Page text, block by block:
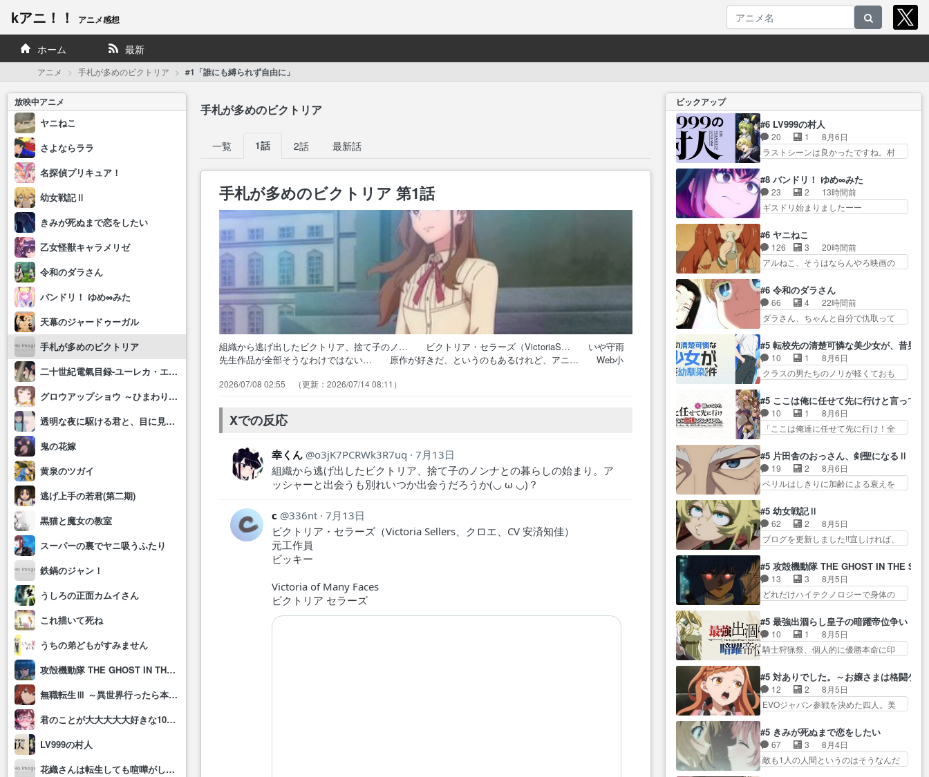
kアニ！！ アニメ感想
ホーム 最新
アニメ 手札が多めのビクトリア #1「誰にも縛られず自由に」
放映中アニメ
ヤニねこ
さよならララ
名探偵プリキュア！
幼女戦記Ⅱ
きみが死ぬまで恋をしたい
乙女怪獣キャラメリゼ
令和のダラさん
バンドリ！ ゆめ∞みた
天幕のジャードゥーガル
手札が多めのビクトリア
二十世紀電氣目録-ユーレカ・エヴリカ-
グロウアップショウ ～ひまわりのサーカス団～
透明な夜に駆ける君と、目に見えない恋をした。
鬼の花嫁
黄泉のツガイ
逃げ上手の若君(第二期)
黒猫と魔女の教室
スーパーの裏でヤニ吸うふたり
鉄鍋のジャン！
うしろの正面カムイさん
これ描いて死ね
うちの弟どもがすみません
攻殻機動隊 THE GHOST IN THE SHELL
無職転生Ⅲ ～異世界行ったら本気だす～
君のことが大大大大大好きな100人の彼女(第3期)
LV999の村人
花織さんは転生しても喧嘩がしたい
手札が多めのビクトリア
一覧 1話 2話 最新話
手札が多めのビクトリア 第1話
組織から逃げ出したビクトリア、捨て子のノ… ビクトリア・セラーズ（VictoriaS… いや守雨
先生作品が全部そうなわけではない… 原作が好きだ、というのもあるけれど、アニ… Web小
色々あって異世界転生した錦木千束が… 組織を抜け凄腕工作員を引退し新たな人生を… 時代
2026/07/08 02:55 2026/07/14 08:11
Xでの反応
幸くん o3jK7PCRWk3R7uq
7月13日
組織から逃げ出したビクトリア、捨て子のノンナとの暮らしの始まり。ア
ッシャーと出会うも別れいつか出会うだろうか(⁠◡⁠ ⁠ω⁠ ⁠◡⁠)？
c 336nt
7月13日
ビクトリア・セラーズ（Victoria Sellers、クロエ、CV 安済知佳）
元工作員
ビッキー
Victoria of Many Faces
ビクトリア セラーズ
ピックアップ
#6 LV999の村人
20 1
8月6日
ラストシーンは良かったですね。村
鬼モードフィンガーシリ… アリ
スと10年後に結婚の約束をした鏡ず
っ… カジノスタッフ募集するも
集まらない更に追… 王命でクル
ビ… 最強の村人・鏡との出会い
で少しは変わった… やはり何か
悲しい過去がありそうな。鏡の
深そうやね姫を舐… 新キャラが
登場早々変態扱いされてる件。
タ… まだまだお元気そうなお声
で……不意打ち過…
#8 バンドリ！ ゆめ∞みた
23 2
13時間前
ギスドリ始まりましたーー
めっちゃ情緒不安定になってて
怖… 超回復を見守っていかない
と、ですね！！み… 開幕聞き取
りスタッフに定治いなかった？
節介だったりする… ビオラの立
ち回り害悪すぎるお近づきの印
が… ・律っちゃん明るくなった
た一難、律がビオラの呪縛か
ら… 「私はあなたが嫌いなんで
す」「バンドやめ… 何が起きて
いるのか！？次週、みゅーたいぷ…
#6 ヤニねこ
126 3
20時間前
アルねこ、そうはならんやろ映画の
たゴキブリ死んでるGP… アルね
こ危険ですよね。健康的な面で··
江… 酔い潰れ行き着いた江ノ島
で、朝日を眺めな… 酔って江ノ
わ… アル子かわいいなあ。達郎
先生と臨時アシス… あるネコの
行動が、逐一怖いです。車内の
アシスタント獣人… 車内で微妙
に間が持たず気まずくなるくだ
り… 臨時アシの3人は悪い子じゃ
ないんだけど……
#6 令和のダラさん
66 4
22時間前
ダラさん、ちゃんと自分で仇取って
じゃないのよケロロじゃ… ロボ
ットに憧れてビーム撃ちたいと…そ
うい… 余りにも凄惨なダラさん
の過去ダラさんの６… 過去編は
い… ガンガガン♪薫がなんかしっ
かり歌ってロマ… 姉巫女の誤
算、クソみたいな嫉妬の末路よ。
ン言うてないで… このアニメは
どこに行くのだろう、面白す
ぎ… 姉のした事はただ単に一族
を絶滅させただけ…
#5 転校先の清楚可憐な美少女が、昔男
10 1
8月6日
クラスの男たちのノリが軽くておも
いを拗らせているタイプ… みな
もちゃんが透けブラしててびっくり
して… レベルのキャラが登場。
相変わらず顔や体の… 隼人が春
じ… 第５話をU-NEXTで視聴しま
した。視聴… ラブコメで天然ジ
ゴロというかナチュラルヒ… み
不安に… 無理なダイエットは禁
物だけど、なかなか結… 「これ
からもお手入れ、がんばりゅ」あり
が…
#5 ここは俺に任せて先に行けと言って
10 1
8月6日
「ここは俺達に任せて先に行け！全
ロックが今、2人にあと… 木下鈴
奈（@0suzuna0）が【マリー…
村ごと乗っ取られてたら流石に気付
かないか… 《漫画版少し読んだ
クは敵に容赦無くブスっといくから
気持… 勇者パーティー再結成し
て先にいけで激アツ… 爆縮、幻
な… ねぇ猫耳ガール、敵の根城
に乗り込む事を同… 世もや替え
が利くと復活Pとは？！もう来週…
#5 片田舎のおっさん、剣聖になるⅡ
19 2
8月6日
ベリルはしきりに加齢による衰えを
ていた限界を超えて命の… いい
んじゃないですか。魔物の群を発見
した… アマプラにて視聴終わ
り！サーベルボア討伐… を言い
り… 先生としてのベリルが好き
だけど、今回みた… 4人だけでサ
ーベルボアを狩りに行く。野
が暴れてると聞い… ちょっと年
齢の事を言いすぎとゆーか言い
訳… ベリルの母もやはり只者じ
ゃなかったかベリ…
#5 幼女戦記Ⅱ
62 2
8月5日
ブログを更新しました!!宜しければ、
選んだゼートゥーア… ゼートゥ
ーアの唯一の手駒が強すぎる笑あ
お… 私にとって完全にご褒美回
ゼー様の葉巻シー… やはりター
が… “貧乏籤百連無料ガチャ”100
連でも1回… 2期入ってから地味
だよね。ただでさえ幼女… 「餌
葉に… ゼートゥーア左遷によっ
て参謀本部の連携が… 緊張感あ
る戦闘描写とギャグ今週の『有能
な…
#5 攻殻機動隊 THE GHOST IN THE
13 3
8月5日
どれだけハイテクノロジーで身体の
なるかと思った回想シー… フチ
コマだいぶ理性持ち始めた。この世
界の… 原作読んだのもう何年も
前なのに、覚えてる… コイルの
導… やまとん1号はどこの部分で
使うのだろう？… 日本とロシア
が絡む政治の話かつ色々な用
しまし… 前回同様『イノセン
ス』を含む押井・神山版… 第５
話「EPISODEラストの母親の気持…
#5 最強出涸らし皇子の暗躍帝位争い
10 1
8月5日
騎士狩猟祭、個人的に優勝本命に印
のが面倒な時は古代魔法… エル
ナがチートすぎる笑アルは最初から
自分… プラネット・ウィズ展開
アツいな「騎士狩猟… 麦茶どこ
ぐ… 第５話をABEMAで視聴しま
した。視聴に… 復讐に燃える吸
血鬼兄弟の弟ですいいキャラ…
#5 対ありでした。～お嬢さまは格闘ゲ
12 2
8月5日
EVOジャパン参戦を決めた四人。美
いと思ってた(無くて… 見た目は
気品溢れてるのに中身は…美緒マ
マ… テーマ：格ゲー大会に行く
には？感想は、美… 大会を前に
#5 きみが死ぬまで恋をしたい
67 3
8月4日
敵も1人の人間というのはそうなんだ